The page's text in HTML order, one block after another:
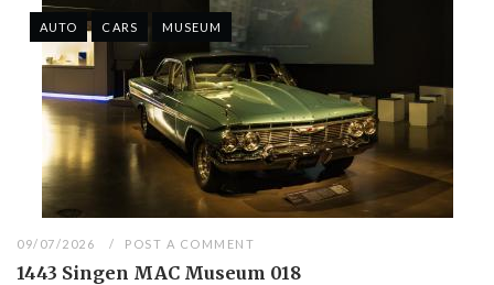
AUTO CARS MUSEUM
09/07/2026 POST A COMMENT
1443 Singen MAC Museum 018